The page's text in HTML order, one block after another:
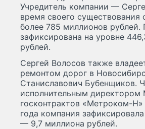
Учредитель компании —
время своего
более 785 миллионов
зафиксирована на уровне
рублей.
Сергей Волосов также
ремонтом дорог в
Станиславович Бубенщиков.
исполнительным
госконтрактов «Метроком-
года компания
— 9,7 миллиона рублей.